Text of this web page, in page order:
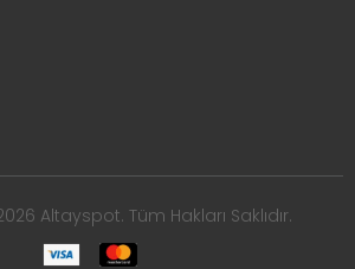
Altayspot. Tüm Hakları Saklıdır.